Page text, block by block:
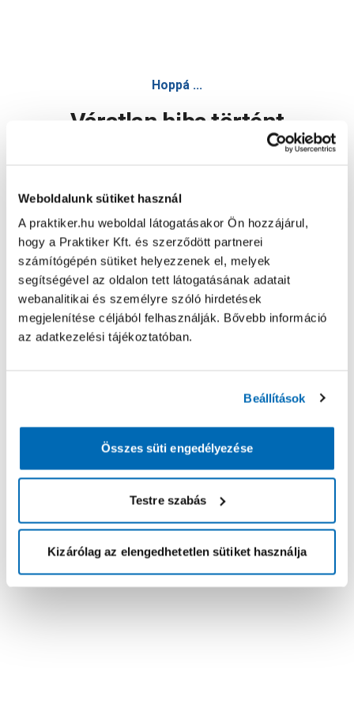
Weboldalunk sütiket használ
A praktiker.hu weboldal látogatásakor Ön hozzájárul,
hogy a Praktiker Kft. és szerződött partnerei
számítógépén sütiket helyezzenek el, melyek
segítségével az oldalon tett látogatásának adatait
webanalitikai és személyre szóló hirdetések
megjelenítése céljából felhasználják. Bővebb információ
az adatkezelési tájékoztatóban.
Beállítások
Összes süti engedélyezése
Testre szabás
Kizárólag az elengedhetetlen sütiket használja
Hoppá ...
Váratlan hiba történt
Oldal újratöltése